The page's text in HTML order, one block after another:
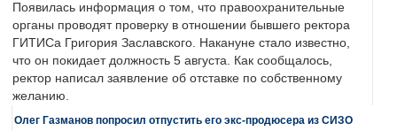
Появилась информация о том, что правоохранительные
органы проводят проверку в отношении бывшего ректора
ГИТИСа Григория Заславского. Накануне стало известно,
что он покидает должность 5 августа. Как сообщалось,
ректор написал заявление об отставке по собственному
желанию.
Олег Газманов попросил отпустить его экс-продюсера из СИЗО